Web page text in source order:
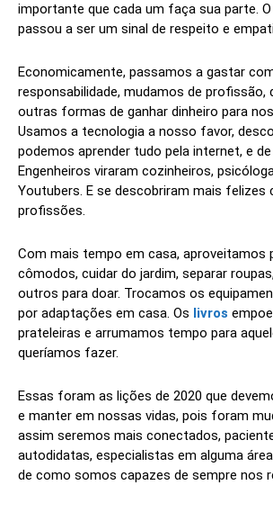
importante que cada um faça sua parte.
passou a ser um sinal de respeito e
Economicamente, passamos a gastar
responsabilidade, mudamos de profissão,
outras formas de ganhar dinheiro para
Usamos a tecnologia a nosso favor,
podemos aprender tudo pela internet, e de
Engenheiros viraram cozinheiros,
Youtubers. E se descobriram mais felizes
profissões.
Com mais tempo em casa, aproveitamos
cômodos, cuidar do jardim, separar
outros para doar. Trocamos os
por adaptações em casa. Os livros
prateleiras e arrumamos tempo para
queríamos fazer.
Essas foram as lições de 2020 que
e manter em nossas vidas, pois foram
assim seremos mais conectados,
autodidatas, especialistas em alguma
de como somos capazes de sempre nos